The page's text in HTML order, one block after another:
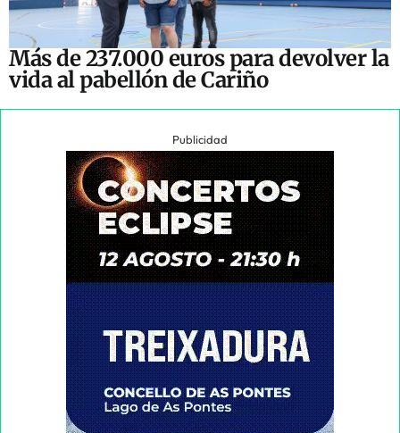
Más de 237.000 euros para devolver la
vida al pabellón de Cariño
Publicidad